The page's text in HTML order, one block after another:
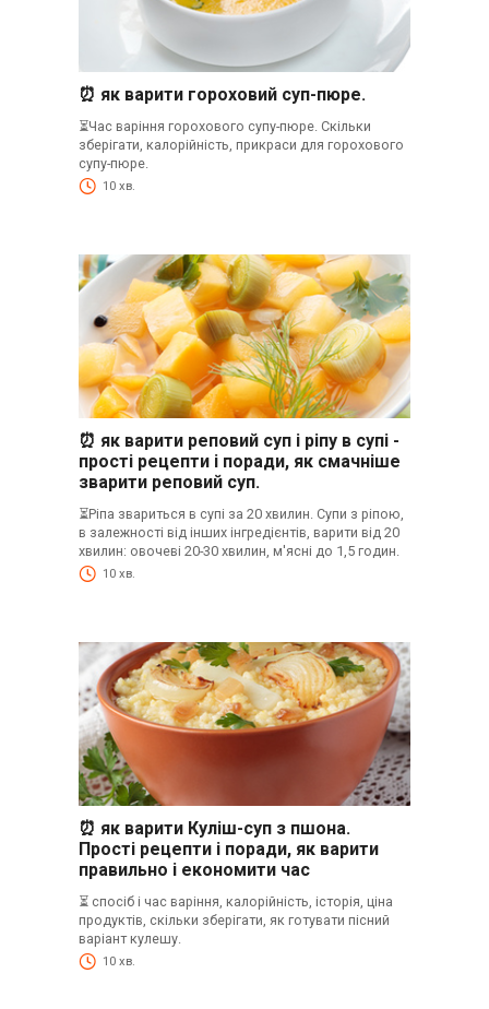
⏰ як варити гороховий суп-пюре.
⏳Час варіння горохового супу-пюре. Скільки
зберігати, калорійність, прикраси для горохового
супу-пюре.
10 хв.
⏰ як варити реповий суп і ріпу в супі -
прості рецепти і поради, як смачніше
зварити реповий суп.
⏳Ріпа звариться в супі за 20 хвилин. Супи з ріпою,
в залежності від інших інгредієнтів, варити від 20
хвилин: овочеві 20-30 хвилин, м'ясні до 1,5 годин.
10 хв.
⏰ як варити Куліш-суп з пшона.
Прості рецепти і поради, як варити
правильно і економити час
⏳ спосіб і час варіння, калорійність, історія, ціна
продуктів, скільки зберігати, як готувати пісний
варіант кулешу.
10 хв.